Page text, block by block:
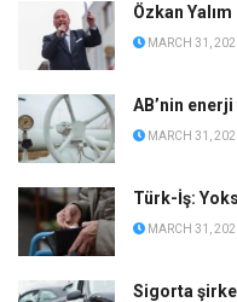
Özkan
MARCH 31,
AB’nin
MARCH 31,
Türk-İş:
MARCH 31,
Sigorta